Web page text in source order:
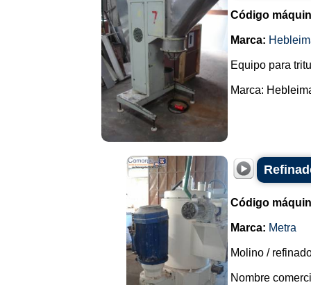
Código
Marca:
Equipo para
Marca:
Código
Marca: Metra
Molino /
Nombre